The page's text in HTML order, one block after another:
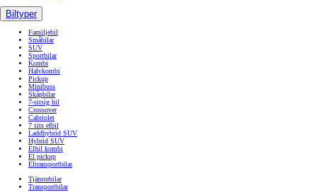
Biltyper
Familjebil
Småbilar
SUV
Sportbilar
Kombi
Halvkombi
Pickup
Minibuss
Skåpbilar
7-sitsig bil
Crossover
Cabriolet
7 sits elbil
Laddhybrid SUV
Hybrid SUV
Elbil kombi
El pickup
Eltransportbilar
Tjänstebilar
Transportbilar